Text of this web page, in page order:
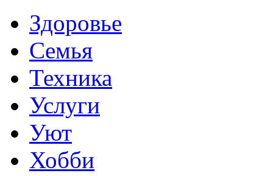
Здоровье
Семья
Техника
Услуги
Уют
Хобби